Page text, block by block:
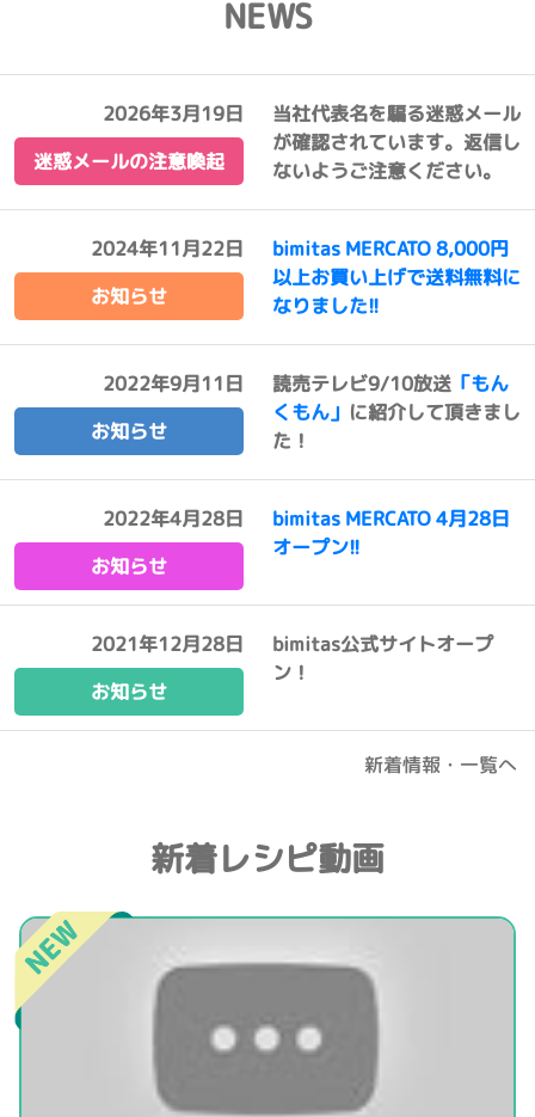
NEWS
2026年3月19日
迷惑メールの注意喚起
当社代表名を騙る迷惑メール
が確認されています。返信し
ないようご注意ください。
2024年11月22日
お知らせ
bimitas MERCATO 8,000円
以上お買い上げで送料無料に
なりました!!
2022年9月11日
お知らせ
読売テレビ9/10放送 「もん
くもん」 に紹介して頂きまし
た！
2022年4月28日
お知らせ
bimitas MERCATO 4月28日
オープン!!
2021年12月28日
お知らせ
bimitas公式サイトオープ
ン！
新着情報・一覧へ
新着レシピ動画